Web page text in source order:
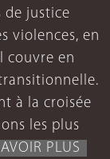
de justice
violences, en
couvre en
à la croisée
les plus
PLUS